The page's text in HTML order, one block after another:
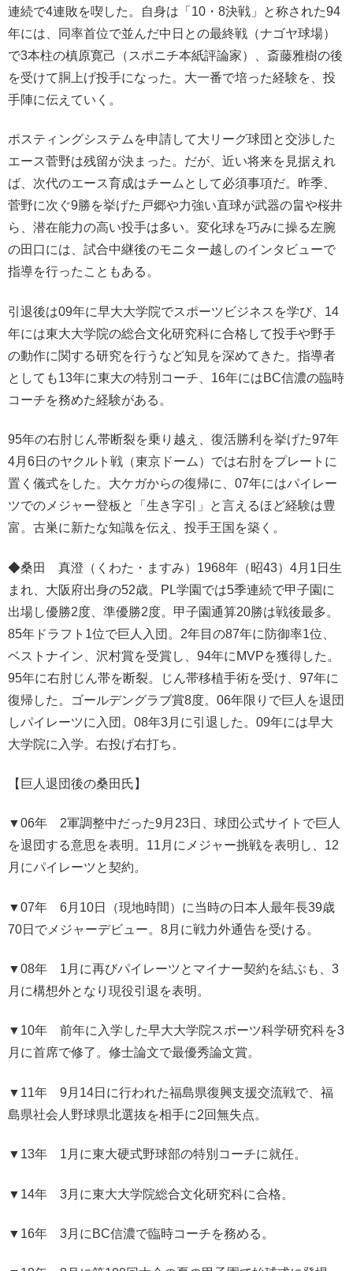
連続で4連敗を喫した。自身は「10・8決戦」と称された94
年には、同率首位で並んだ中日との最終戦（ナゴヤ球場）
で3本柱の槙原寛己（スポニチ本紙評論家）、斎藤雅樹の後
を受けて胴上げ投手になった。大一番で培った経験を、投
手陣に伝えていく。
ポスティングシステムを申請して大リーグ球団と交渉した
エース菅野は残留が決まった。だが、近い将来を見据えれ
ば、次代のエース育成はチームとして必須事項だ。昨季、
菅野に次ぐ9勝を挙げた戸郷や力強い直球が武器の畠や桜井
ら、潜在能力の高い投手は多い。変化球を巧みに操る左腕
の田口には、試合中継後のモニター越しのインタビューで
指導を行ったこともある。
引退後は09年に早大大学院でスポーツビジネスを学び、14
年には東大大学院の総合文化研究科に合格して投手や野手
の動作に関する研究を行うなど知見を深めてきた。指導者
としても13年に東大の特別コーチ、16年にはBC信濃の臨時
コーチを務めた経験がある。
95年の右肘じん帯断裂を乗り越え、復活勝利を挙げた97年
4月6日のヤクルト戦（東京ドーム）では右肘をプレートに
置く儀式をした。大ケガからの復帰に、07年にはパイレー
ツでのメジャー登板と「生き字引」と言えるほど経験は豊
富。古巣に新たな知識を伝え、投手王国を築く。
◆桑田 真澄（くわた・ますみ）1968年（昭43）4月1日生
まれ、大阪府出身の52歳。PL学園では5季連続で甲子園に
出場し優勝2度、準優勝2度。甲子園通算20勝は戦後最多。
85年ドラフト1位で巨人入団。2年目の87年に防御率1位、
ベストナイン、沢村賞を受賞し、94年にMVPを獲得した。
95年に右肘じん帯を断裂。じん帯移植手術を受け、97年に
復帰した。ゴールデングラブ賞8度。06年限りで巨人を退団
しパイレーツに入団。08年3月に引退した。09年には早大
大学院に入学。右投げ右打ち。
【巨人退団後の桑田氏】
▼06年 2軍調整中だった9月23日、球団公式サイトで巨人
を退団する意思を表明。11月にメジャー挑戦を表明し、12
月にパイレーツと契約。
▼07年 6月10日（現地時間）に当時の日本人最年長39歳
70日でメジャーデビュー。8月に戦力外通告を受ける。
▼08年 1月に再びパイレーツとマイナー契約を結ぶも、3
月に構想外となり現役引退を表明。
▼10年 前年に入学した早大大学院スポーツ科学研究科を3
月に首席で修了。修士論文で最優秀論文賞。
▼11年 9月14日に行われた福島県復興支援交流戦で、福
島県社会人野球県北選抜を相手に2回無失点。
▼13年 1月に東大硬式野球部の特別コーチに就任。
▼14年 3月に東大大学院総合文化研究科に合格。
▼16年 3月にBC信濃で臨時コーチを務める。